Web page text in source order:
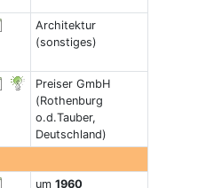
Architektur
(sonstiges)
Preiser GmbH
(Rothenburg
o.d.Tauber,
Deutschland)
um 1960